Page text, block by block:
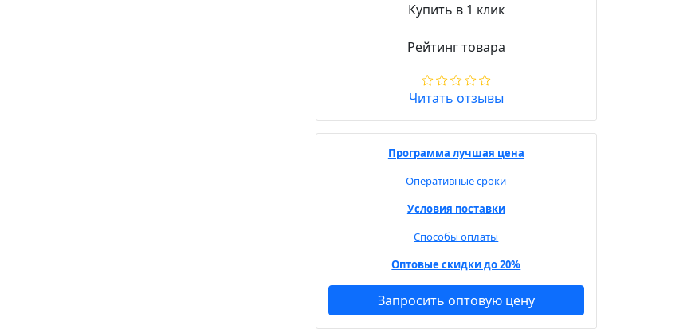
Купить в 1 клик
Рейтинг товара
Читать отзывы
Программа лучшая цена
Оперативные сроки
Условия поставки
Способы оплаты
Оптовые скидки до 20%
Запросить оптовую цену